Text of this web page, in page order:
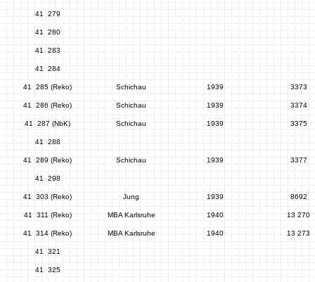
41 279
41 280
41 283
41 284
41 285 (Reko) Schichau 1939 3373
41 286 (Reko) Schichau 1939 3374
41 287 (NbK) Schichau 1939 3375
41 288
41 289 (Reko) Schichau 1939 3377
41 298
41 303 (Reko) Jung 1939 8692
41 311 (Reko) MBA Karlsruhe 1940 13 270
41 314 (Reko) MBA Karlsruhe 1940 13 273
41 321
41 325